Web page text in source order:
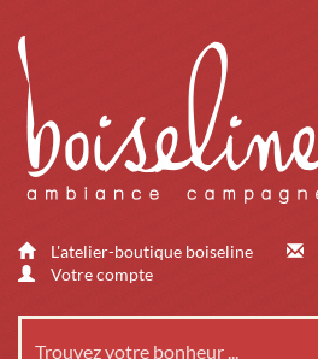
L'atelier-boutique boiseline
Votre compte